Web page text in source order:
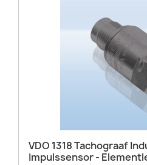
VDO 1318 Tachograaf
Impulssensor -